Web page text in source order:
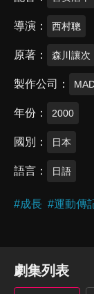
導演 西村聰
原著 森川讓次
製作公司
年份 2000
國別 日本
語言 日語
#成長 #運動傳
劇集列表